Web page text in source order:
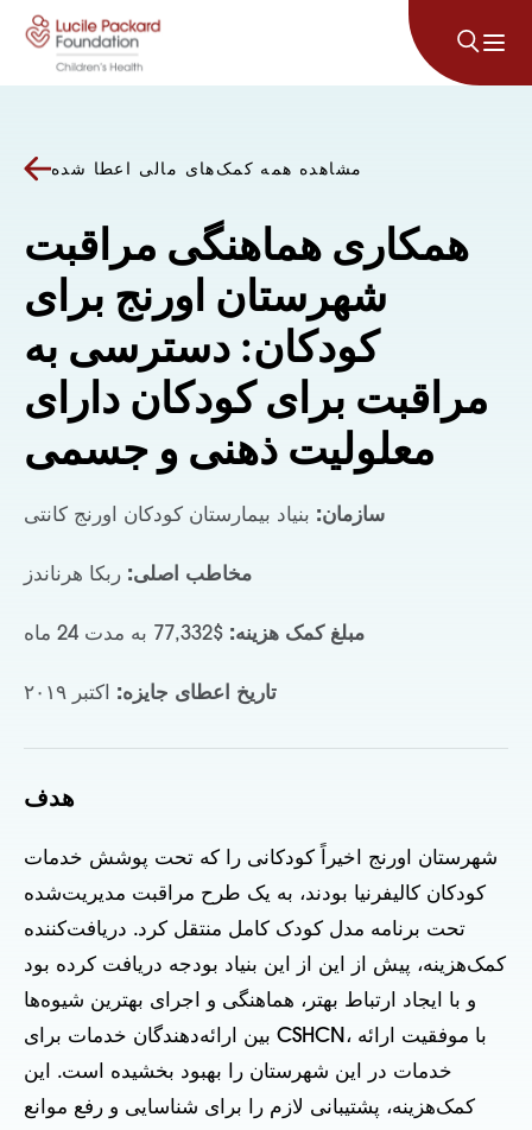
پرش به محتوا
مشاهده همه کمک‌های مالی اعطا شده
همکاری هماهنگی مراقبت
شهرستان اورنج برای
کودکان: دسترسی به
مراقبت برای کودکان دارای
معلولیت ذهنی و جسمی
سازمان: بنیاد بیمارستان کودکان اورنج کانتی
مخاطب اصلی: ربکا هرناندز
مبلغ کمک هزینه: $77,332 به مدت 24 ماه
تاریخ اعطای جایزه: اکتبر ۲۰۱۹
هدف
شهرستان اورنج اخیراً کودکانی را که تحت پوشش خدمات
کودکان کالیفرنیا بودند، به یک طرح مراقبت مدیریت‌شده
تحت برنامه مدل کودک کامل منتقل کرد. دریافت‌کننده
کمک‌هزینه، پیش از این از این بنیاد بودجه دریافت کرده بود
و با ایجاد ارتباط بهتر، هماهنگی و اجرای بهترین شیوه‌ها
بین ارائه‌دهندگان خدمات برای CSHCN، با موفقیت ارائه
خدمات در این شهرستان را بهبود بخشیده است. این
کمک‌هزینه، پشتیبانی لازم را برای شناسایی و رفع موانع